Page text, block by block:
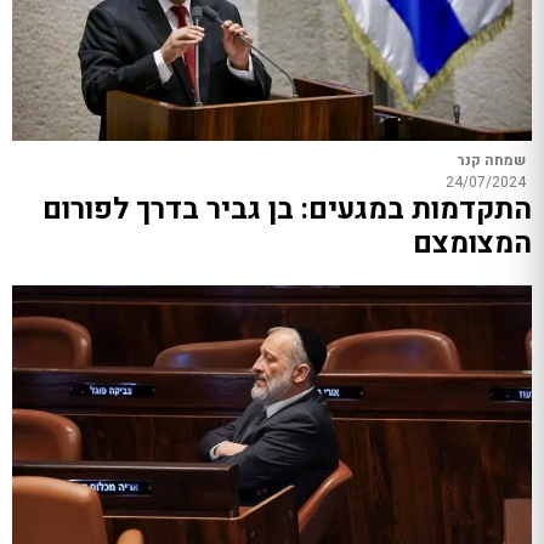
שמחה קנר
24/07/2024
התקדמות במגעים: בן גביר בדרך לפורום
המצומצם